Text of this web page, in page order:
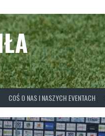
COŚ O NAS I NASZYCH EVENTACH